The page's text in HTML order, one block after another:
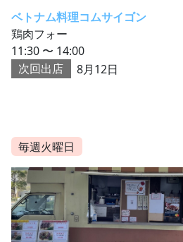
ベトナム料理コムサイゴン
鶏肉フォー
11:30 〜 14:00
次回出店
8月12日
毎週火曜日